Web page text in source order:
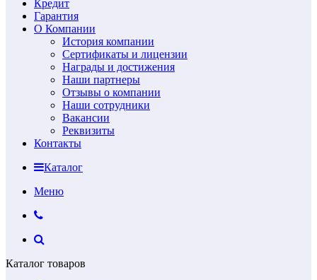
Кредит
Гарантия
О Компании
История компании
Сертификаты и лицензии
Награды и достижения
Наши партнеры
Отзывы о компании
Наши сотрудники
Вакансии
Реквизиты
Контакты
Каталог
Меню
Каталог товаров